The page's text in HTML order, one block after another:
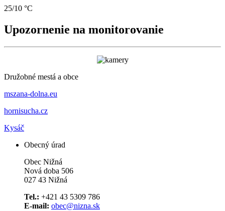
25/10 °C
Upozornenie na monitorovanie
Družobné mestá a obce
mszana-dolna.eu
hornisucha.cz
Kysáč
Obecný úrad
Obec Nižná
Nová doba 506
027 43 Nižná
Tel.: +421 43 5309 786
E-mail: obec@nizna.sk